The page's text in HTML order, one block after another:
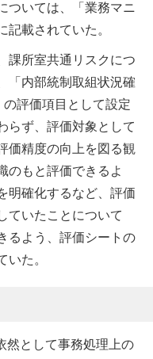
ついては、「業務マニ
記載されていた。
課所室共通リスクにつ
「内部統制取組状況確
評価項目として設定
らず、評価対象として
価精度の向上を図る観
のもと評価できるよ
明確化するなど、評価
ていたことについて
るよう、評価シートの
いた。
然として事務処理上の